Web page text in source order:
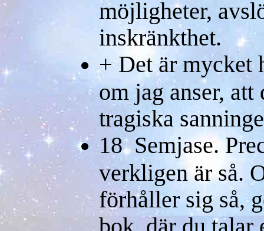
möjligheter,
inskränkthet.
+ Det är mycket
om jag anser, att
tragiska
18 Semjase.
verkligen är så.
förhåller sig så,
bok, där du talar